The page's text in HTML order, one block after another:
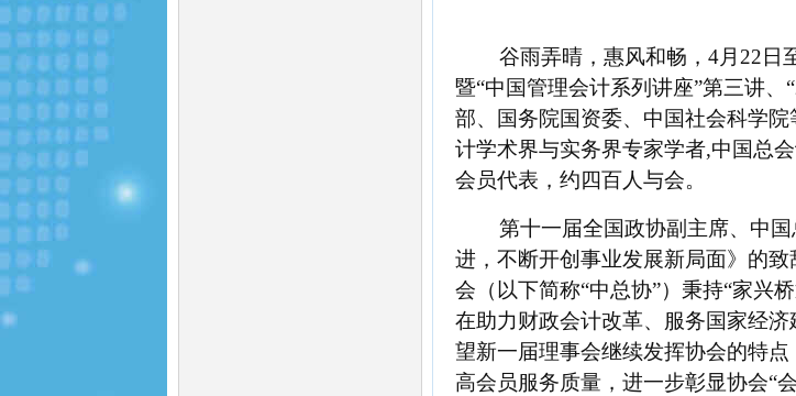
谷雨弄晴，惠风和畅， 4月22日
暨“中国管理会计系列讲座”第三讲、 “
部、国务院国资委、中国社会科学院
计学术界与实务界专家学者,中国总
会员代表，约四百人与会。
第十一届全国政协副主席、中
进，不断开创事业发展新局面》的
会（以下简称“中总协”）秉持“家兴
在助力财政会计改革、服务国家经济
望新一届理事会继续发挥协会的特
高会员服务质量，进一步彰显协会“